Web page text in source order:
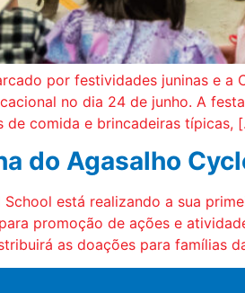
por festividades juninas e
no dia 24 de junho. A
de comida e brincadeiras típicas,
do Agasalho
está realizando a sua
promoção de ações e
as doações para famílias